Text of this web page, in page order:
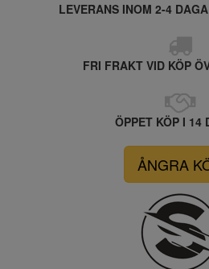
LEVERANS INOM 2-4
FRI FRAKT VID KÖP
ÖPPET KÖP I 14
ÅNGRA